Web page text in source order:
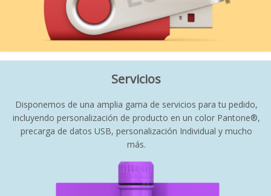
Servicios
Disponemos de una amplia gama de servicios para tu pedido,
incluyendo personalización de producto en un color Pantone®,
precarga de datos USB, personalización Individual y mucho
más.